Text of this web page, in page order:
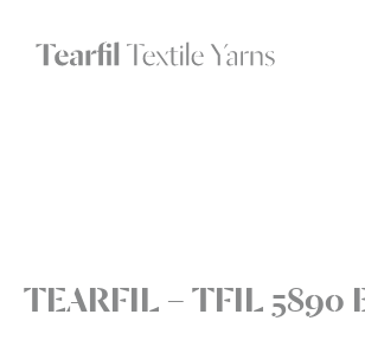
TEARFIL – TFIL 5890